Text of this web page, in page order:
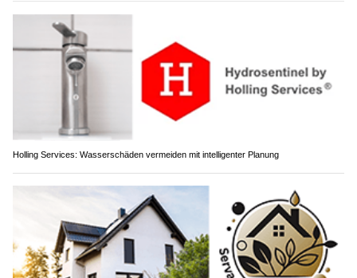
Holling Services: Wasserschäden vermeiden mit intelligenter Planung